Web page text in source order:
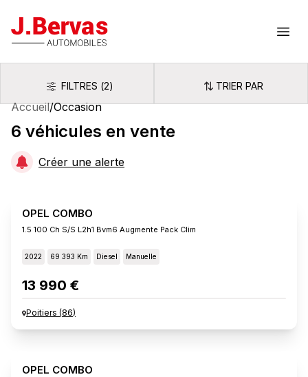
J.Bervas
FiltresFILTRES (2) Trier par
TRIER PAR
Accueil/Occasion
6 véhicules en vente
Créer une alerte
OPEL COMBO
1.5 100 Ch S/s L2h1 Bvm6 Augmente Pack Clim
2022 69 393 Km Diesel Manuelle
13 990 €
Poitiers (86)
OPEL COMBO